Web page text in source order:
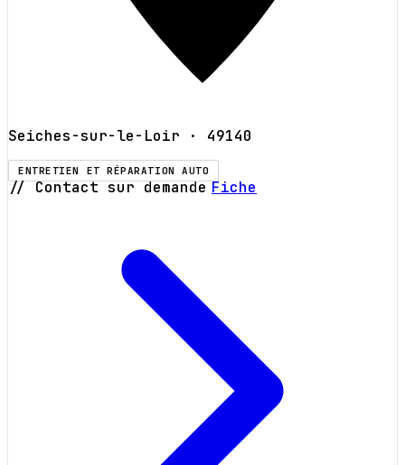
Seiches-sur-le-Loir · 49140
ENTRETIEN ET RÉPARATION AUTO
// Contact sur demande Fiche